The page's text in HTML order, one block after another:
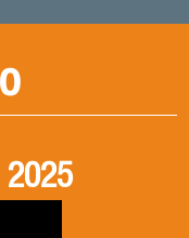
2025 2
Escuela